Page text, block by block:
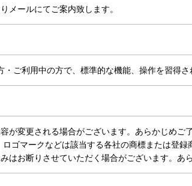
メールにてご案内致します。
ご利用中の方で、標準的な機能、操作を習得さ
変更される場合がございます。あらかじめご了
ゴマークなどは該当する各社の商標または登録
はお断りさせていただく場合がございます。あ